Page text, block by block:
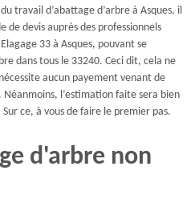
travail d’abattage d’arbre à Asques, il
devis auprès des professionnels
33 à Asques, pouvant se
dans tous le 33240. Ceci dit, cela ne
aucun payement venant de
l’estimation faite sera bien
ce, à vous de faire le premier pas.
d'arbre non